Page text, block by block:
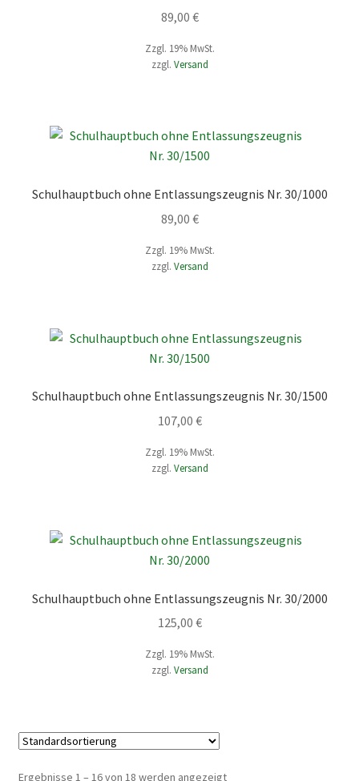
89,00 €
Zzgl. 19% MwSt.
zzgl. Versand
Schulhauptbuch ohne Entlassungszeugnis Nr. 30/1000
89,00 €
Zzgl. 19% MwSt.
zzgl. Versand
Schulhauptbuch ohne Entlassungszeugnis Nr. 30/1500
107,00 €
Zzgl. 19% MwSt.
zzgl. Versand
Schulhauptbuch ohne Entlassungszeugnis Nr. 30/2000
125,00 €
Zzgl. 19% MwSt.
zzgl. Versand
Ergebnisse 1 – 16 von 18 werden angezeigt